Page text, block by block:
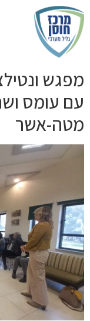
מפגש
עם עומס
מטה-אשר